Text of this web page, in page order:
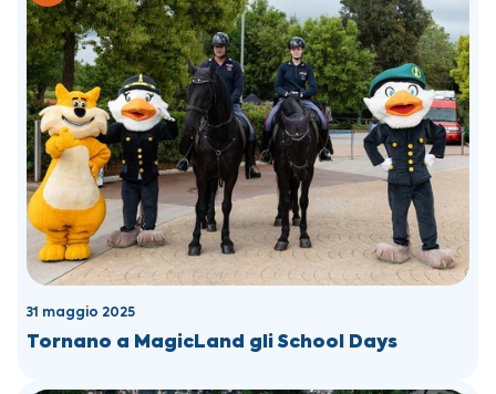
31 maggio 2025
Tornano a MagicLand gli School Days